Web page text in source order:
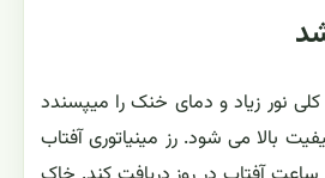
کلی نور زیاد و دمای خنک را میپسندد
بالا می شود. رز مینیاتوری آفتاب